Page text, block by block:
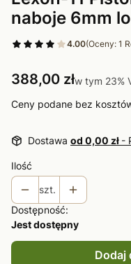
naboje 6mm
4.00(Oceny: 1
Cena
388,00 złw tym 23%
w tym 23%
Ceny podane bez
Dostawa od 0,00 zł -
Ilość
szt.
Dostępność:
Jest dostępny
Dodaj